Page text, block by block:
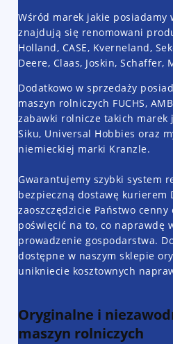
Wśród marek jakie posiadamy
znajdują się renomowani
Holland, CASE, Kverneland,
Deere, Claas, Joskin, Schaffer,
Dodatkowo w sprzedaży
maszyn rolniczych FUCHS,
zabawki rolnicze takich marek
Siku, Universal Hobbies oraz
niemieckiej marki Kranzle.
Gwarantujemy szybki system
bezpieczną dostawę kurierem
zaoszczędzicie Państwo cenny
poświęcić na to, co naprawdę
prowadzenie gospodarstwa.
dostępne w naszym sklepie
unikniecie kosztownych
Oryginalne i
maszyn rolniczych